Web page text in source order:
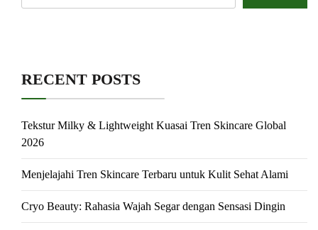
RECENT POSTS
Tekstur Milky & Lightweight Kuasai Tren Skincare Global
2026
Menjelajahi Tren Skincare Terbaru untuk Kulit Sehat Alami
Cryo Beauty: Rahasia Wajah Segar dengan Sensasi Dingin